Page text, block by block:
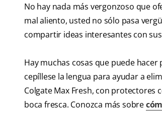
No hay nada más vergonzoso que
mal aliento, usted no sólo pasa
compartir ideas interesantes con
Hay muchas cosas que puede
cepíllese la lengua para ayudar a
Colgate Max Fresh, con protectores
boca fresca. Conozca más sobre